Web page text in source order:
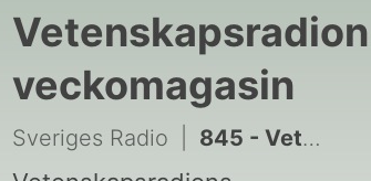
Vetenskapsradions
veckomagasin
Sveriges Radio 845 - Vetenskapsradions veckomagasin